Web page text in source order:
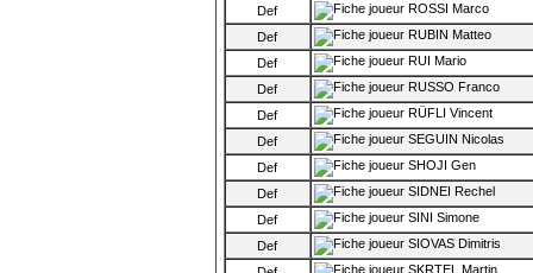
Def
ROSSI Marco
Def
RUBIN Matteo
Def
RUI Mario
Def
RUSSO Franco
Def
RÜFLI Vincent
Def
SEGUIN Nicolas
Def
SHOJI Gen
Def
SIDNEI Rechel
Def
SINI Simone
Def
SIOVAS Dimitris
SKRTEL Martin